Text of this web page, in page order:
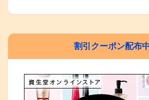
割引クーポン配布